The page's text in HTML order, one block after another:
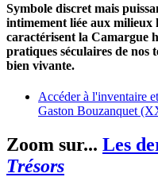
Symbole discret mais
intimement liée aux
caractérisent la Camargue
pratiques séculaires de
bien vivante.
Accéder à l'inventaire
Gaston Bouzanquet
Zoom sur... Les
Trésors